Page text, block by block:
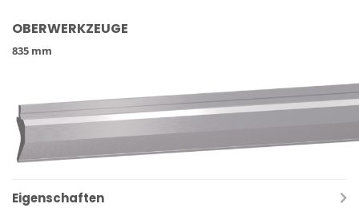
OBERWERKZEUGE
835 mm
Eigenschaften